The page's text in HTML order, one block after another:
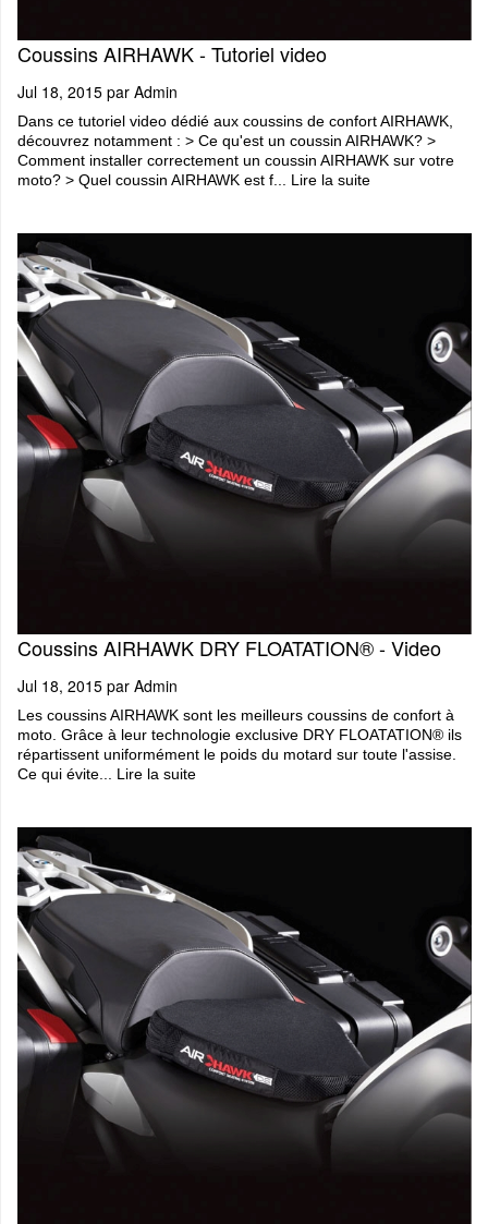
Coussins AIRHAWK - Tutoriel video
Jul 18, 2015 par Admin
Dans ce tutoriel video dédié aux coussins de confort AIRHAWK,
découvrez notamment : > Ce qu'est un coussin AIRHAWK? >
Comment installer correctement un coussin AIRHAWK sur votre
moto? > Quel coussin AIRHAWK est f... Lire la suite
Coussins AIRHAWK DRY FLOATATION® - Video
Jul 18, 2015 par Admin
Les coussins AIRHAWK sont les meilleurs coussins de confort à
moto. Grâce à leur technologie exclusive DRY FLOATATION® ils
répartissent uniformément le poids du motard sur toute l'assise.
Ce qui évite... Lire la suite